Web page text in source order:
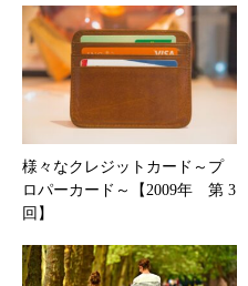
様々なクレジットカード～プ
ロパーカード～【2009年 第 3
回】